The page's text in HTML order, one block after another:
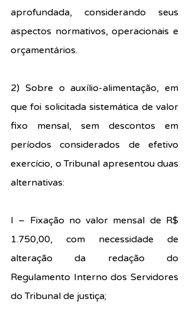
aprofundada, considerando seus
aspectos normativos, operacionais e
orçamentários.
2) Sobre o auxílio-alimentação, em
que foi solicitada sistemática de valor
fixo mensal, sem descontos em
períodos considerados de efetivo
exercício, o Tribunal apresentou duas
alternativas:
I – Fixação no valor mensal de R$
1.750,00, com necessidade de
alteração da redação do
Regulamento Interno dos Servidores
do Tribunal de justiça;